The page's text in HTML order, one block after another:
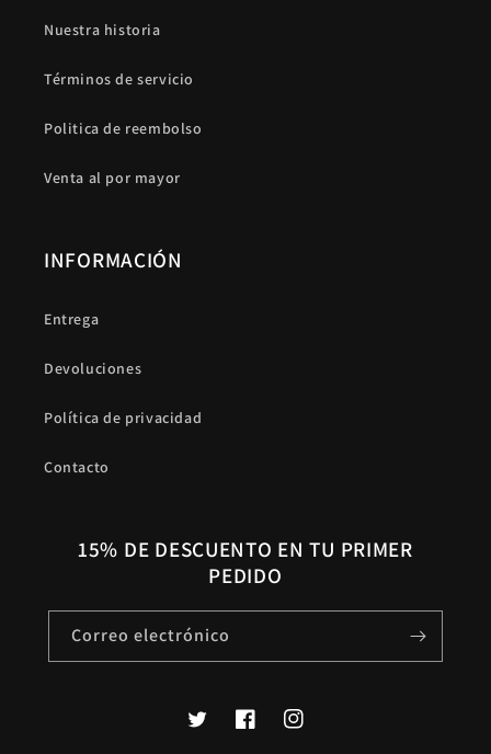
Nuestra historia
Términos de servicio
Politica de reembolso
Venta al por mayor
INFORMACIÓN
Entrega
Devoluciones
Política de privacidad
Contacto
15% DE DESCUENTO EN TU PRIMER
PEDIDO
Correo electrónico
TwitterFacebookInstagram